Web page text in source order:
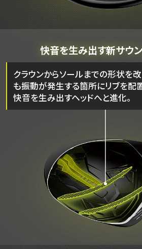
快音を生み出す新サウ
クラウンからソールまでの形状を
も振動が発生する箇所にリブを配
快音を生み出すヘッドへと進化。